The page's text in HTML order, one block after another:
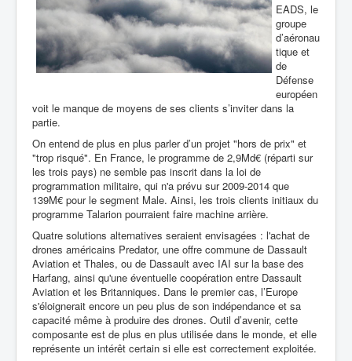
EADS, le
groupe
d’aéronau
tique et
de
Défense
européen
voit le manque de moyens de ses clients s’inviter dans la
partie.
On entend de plus en plus parler d’un projet "hors de prix" et
"trop risqué". En France, le programme de 2,9Md€ (réparti sur
les trois pays) ne semble pas inscrit dans la loi de
programmation militaire, qui n'a prévu sur 2009-2014 que
139M€ pour le segment Male. Ainsi, les trois clients initiaux du
programme Talarion pourraient faire machine arrière.
Quatre solutions alternatives seraient envisagées : l'achat de
drones américains Predator, une offre commune de Dassault
Aviation et Thales, ou de Dassault avec IAI sur la base des
Harfang, ainsi qu'une éventuelle coopération entre Dassault
Aviation et les Britanniques. Dans le premier cas, l’Europe
s'éloignerait encore un peu plus de son indépendance et sa
capacité même à produire des drones. Outil d’avenir, cette
composante est de plus en plus utilisée dans le monde, et elle
représente un intérêt certain si elle est correctement exploitée.